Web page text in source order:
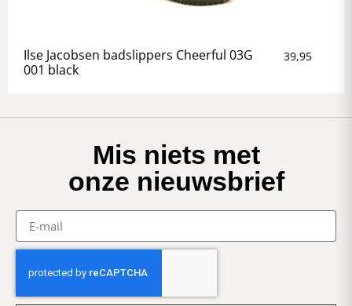
Ilse Jacobsen badslippers Cheerful 03G
001 black
39,95
Mis niets met
onze nieuwsbrief